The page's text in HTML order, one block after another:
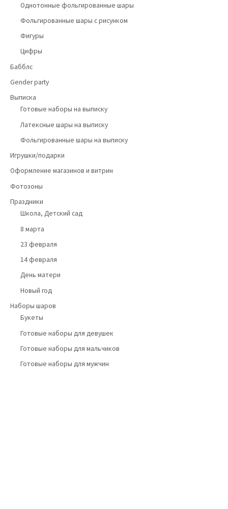
Однотонные фольгированные шары
Фольгированные шары с рисунком
Фигуры
Цифры
Бабблс
Gender party
Выписка
Готовые наборы на выписку
Латексные шары на выписку
Фольгированные шары на выписку
Игрушки/подарки
Оформление магазинов и витрин
Фотозоны
Праздники
Школа, Детский сад
8 марта
23 февраля
14 февраля
День матери
Новый год
Наборы шаров
Букеты
Готовые наборы для девушек
Готовые наборы для мальчиков
Готовые наборы для мужчин